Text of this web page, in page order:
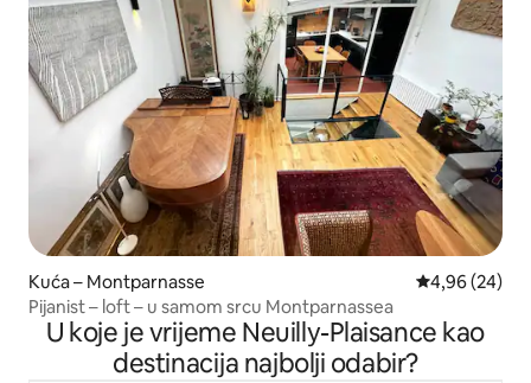
Kuća – Montparnasse Prosječna
4,96 (24)
Pijanist – loft – u samom srcu Montparnassea
U koje je vrijeme Neuilly-Plaisance kao
destinacija najbolji odabir?